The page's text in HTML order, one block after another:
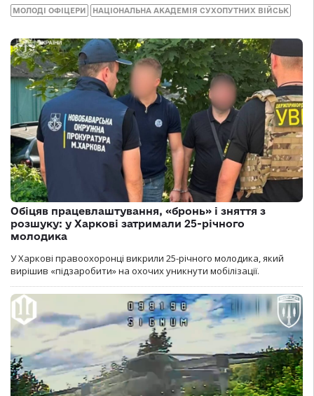
МОЛОДІ ОФІЦЕРИ НАЦІОНАЛЬНА АКАДЕМІЯ СУХОПУТНИХ ВІЙСЬК
Обіцяв працевлаштування, «бронь» і зняття з
розшуку: у Харкові затримали 25-річного
молодика
У Харкові правоохоронці викрили 25-річного молодика, який
вирішив «підзаробити» на охочих уникнути мобілізації.